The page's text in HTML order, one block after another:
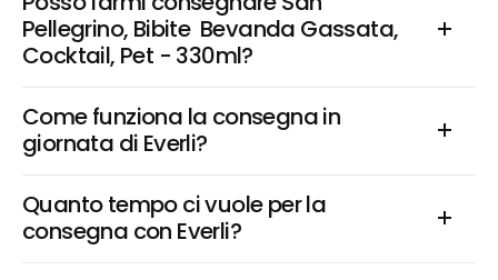
Pellegrino, Bibite  Bevanda Gassata,
Cocktail, Pet - 330ml?
Come funziona la consegna in
giornata di Everli?
Quanto tempo ci vuole per la
consegna con Everli?